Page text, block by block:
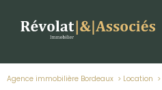
Agence immobilière Bordeaux Location